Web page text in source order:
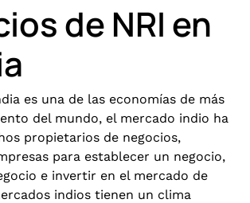
de NRI en
es una de las economías de más
del mundo, el mercado indio ha
propietarios de negocios,
para establecer un negocio,
e invertir en el mercado de
indios tienen un clima